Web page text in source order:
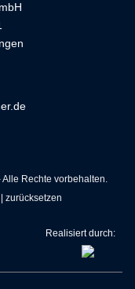
Rechte vorbehalten.
zurücksetzen
Realisiert durch: